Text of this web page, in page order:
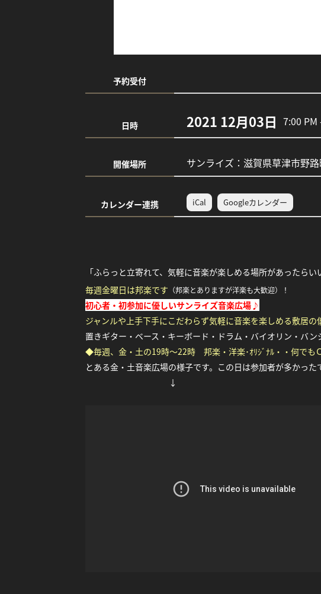
予約受付
日時 2021 12月03日 7:00 PM
開催場所 サンライズ：滋賀県草津市野
カレンダー連携 iCal Googleカレンダー
「ふらっと立寄れて、気軽に音楽が楽しめる場所があったら
毎週金曜日は邦楽です （邦楽とありますが洋楽も大歓迎）！
初心者・初参加に優しいサンライズ音楽広場♪
ジャンルや上手下手にこだわらず気軽に音楽を楽しめる敷居
置きギター・ベース・キーボード・ドラム・バイオリン・バ
◆毎週、金・土の19時～22時 邦楽・洋楽･ｵﾘｼﾞﾅﾙ・・何でも
とある金・土音楽広場の様子です。この日は参加者が多かっ
↓